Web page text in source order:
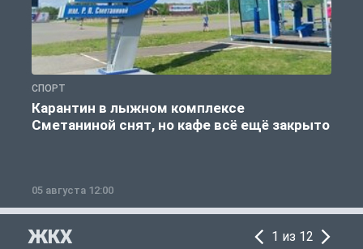
СПОРТ
Карантин в лыжном комплексе
Сметаниной снят, но кафе всё ещё закрыто
05 августа 12:00
ЖКХ 1 из 12